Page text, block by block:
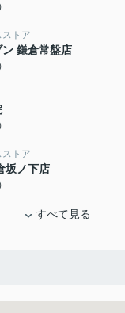
ストア
鎌倉常盤店
ストア
坂ノ下店
すべて見る